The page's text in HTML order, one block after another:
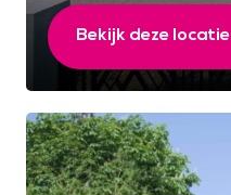
Bekijk deze locatie